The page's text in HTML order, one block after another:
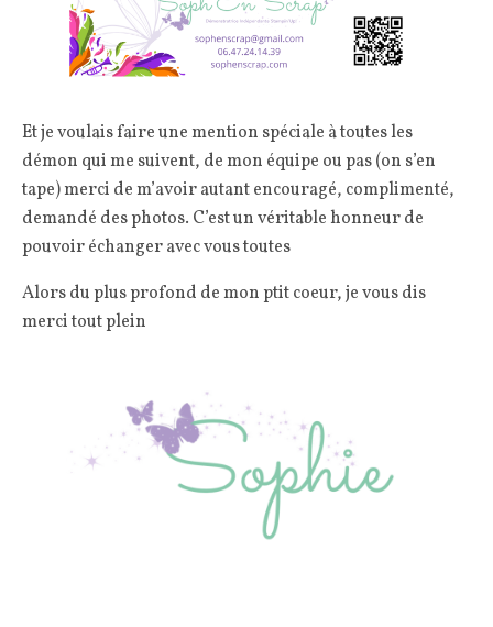
Et je voulais faire une mention spéciale à toutes les
démon qui me suivent, de mon équipe ou pas (on s’en
tape) merci de m’avoir autant encouragé, complimenté,
demandé des photos. C’est un véritable honneur de
pouvoir échanger avec vous toutes
Alors du plus profond de mon ptit coeur, je vous dis
merci tout plein